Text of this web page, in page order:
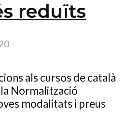
reduïts
als cursos de català
Normalització
modalitats i preus